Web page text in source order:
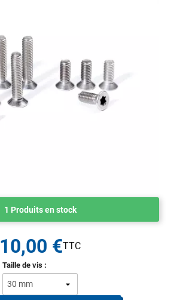
1 Produits en stock
Taille de vis :
10,00 €